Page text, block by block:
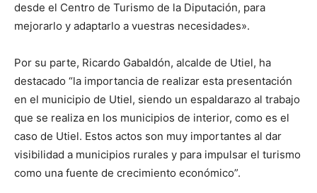
desde el Centro de Turismo de la Diputación, para
mejorarlo y adaptarlo a vuestras necesidades».
Por su parte, Ricardo Gabaldón, alcalde de Utiel, ha
destacado “la importancia de realizar esta presentación
en el municipio de Utiel, siendo un espaldarazo al trabajo
que se realiza en los municipios de interior, como es el
caso de Utiel. Estos actos son muy importantes al dar
visibilidad a municipios rurales y para impulsar el turismo
como una fuente de crecimiento económico”.